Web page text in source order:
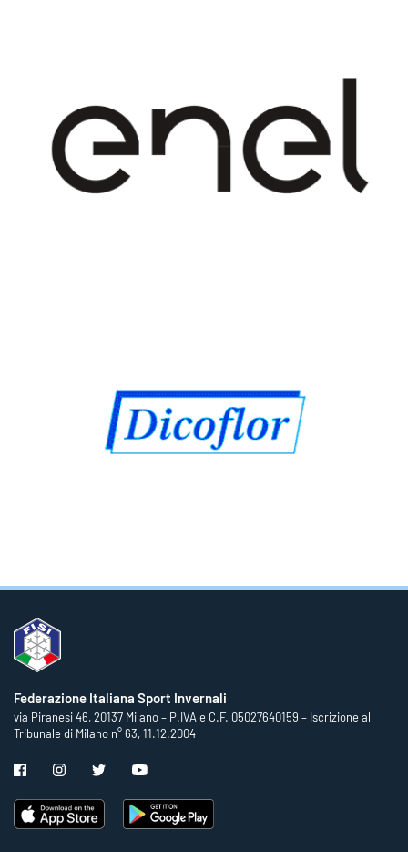
Federazione Italiana Sport Invernali
via Piranesi 46, 20137 Milano – P.IVA e C.F. 05027640159 – Iscrizione al
Tribunale di Milano n° 63, 11.12.2004